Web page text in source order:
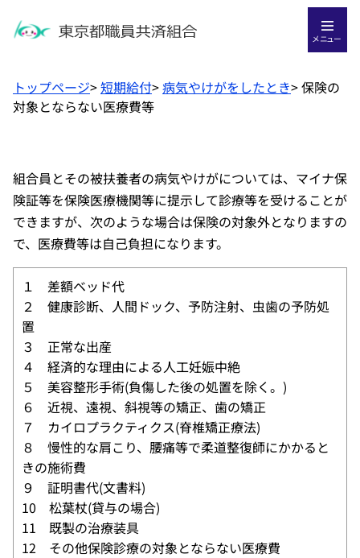
メニュー
トップページ>短期給付>病気やけがをしたとき>保険の
対象とならない医療費等
組合員とその被扶養者の病気やけがについては、マイナ保
険証等を保険医療機関等に提示して診療等を受けることが
できますが、次のような場合は保険の対象外となりますの
で、医療費等は自己負担になります。
１ 差額ベッド代
２ 健康診断、人間ドック、予防注射、虫歯の予防処
置
３ 正常な出産
４ 経済的な理由による人工妊娠中絶
５ 美容整形手術(負傷した後の処置を除く。)
６ 近視、遠視、斜視等の矯正、歯の矯正
７ カイロプラクティクス(脊椎矯正療法)
８ 慢性的な肩こり、腰痛等で柔道整復師にかかると
きの施術費
９ 証明書代(文書料)
10 松葉杖(貸与の場合)
11 既製の治療装具
12 その他保険診療の対象とならない医療費